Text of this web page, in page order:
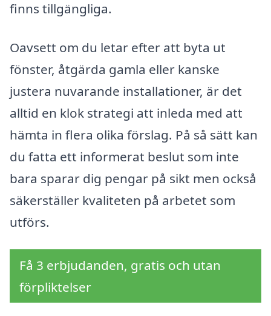
finns tillgängliga.
Oavsett om du letar efter att byta ut
fönster, åtgärda gamla eller kanske
justera nuvarande installationer, är det
alltid en klok strategi att inleda med att
hämta in flera olika förslag. På så sätt kan
du fatta ett informerat beslut som inte
bara sparar dig pengar på sikt men också
säkerställer kvaliteten på arbetet som
utförs.
Få 3 erbjudanden, gratis och utan
förpliktelser